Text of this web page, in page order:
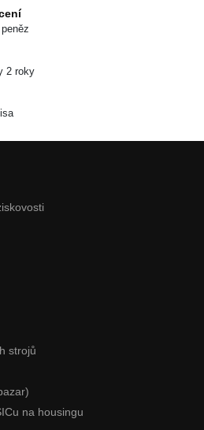
2 roky
strojů
na housingu